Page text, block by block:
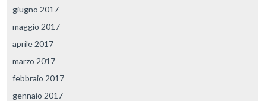
giugno 2017
maggio 2017
aprile 2017
marzo 2017
febbraio 2017
gennaio 2017